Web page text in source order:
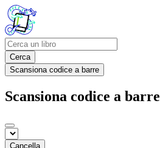
Cerca
Scansiona codice a barre
Scansiona codice a barre
Cancella